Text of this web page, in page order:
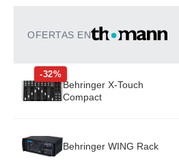
OFERTAS EN
-32%
Behringer X-Touch
Compact
Behringer WING Rack